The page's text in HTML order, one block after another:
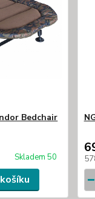
Bedchair
Skladem 50